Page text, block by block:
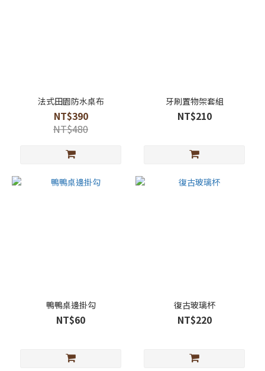
法式田園防水桌布
NT$390
NT$480
牙刷置物架套組
NT$210
鴨鴨桌邊掛勾
NT$60
復古玻璃杯
NT$220